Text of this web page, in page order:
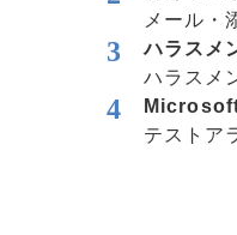
メール・
ハラスメ
ハラスメ
テストア